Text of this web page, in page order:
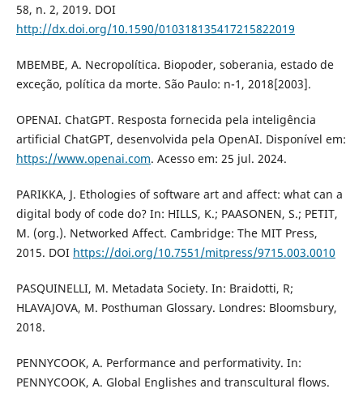
58, n. 2, 2019. DOI
http://dx.doi.org/10.1590/010318135417215822019
MBEMBE, A. Necropolítica. Biopoder, soberania, estado de
exceção, política da morte. São Paulo: n-1, 2018[2003].
OPENAI. ChatGPT. Resposta fornecida pela inteligência
artificial ChatGPT, desenvolvida pela OpenAI. Disponível em:
https://www.openai.com. Acesso em: 25 jul. 2024.
PARIKKA, J. Ethologies of software art and affect: what can a
digital body of code do? In: HILLS, K.; PAASONEN, S.; PETIT,
M. (org.). Networked Affect. Cambridge: The MIT Press,
2015. DOI https://doi.org/10.7551/mitpress/9715.003.0010
PASQUINELLI, M. Metadata Society. In: Braidotti, R;
HLAVAJOVA, M. Posthuman Glossary. Londres: Bloomsbury,
2018.
PENNYCOOK, A. Performance and performativity. In:
PENNYCOOK, A. Global Englishes and transcultural flows.